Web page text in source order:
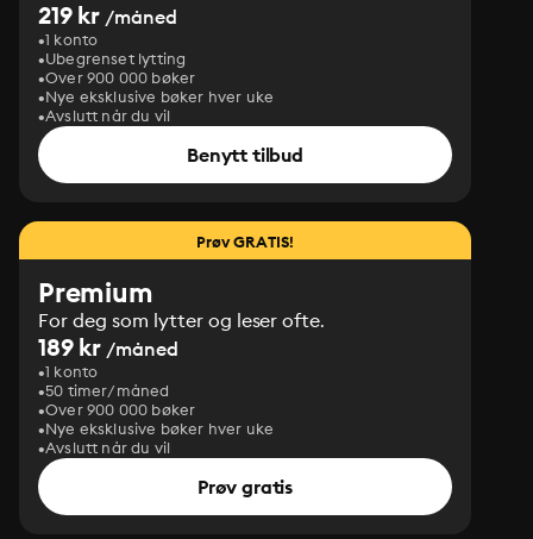
219 kr /måned
1 konto
Ubegrenset lytting
Over 900 000 bøker
Nye eksklusive bøker hver uke
Avslutt når du vil
Benytt tilbud
Prøv GRATIS!
Premium
For deg som lytter og leser ofte.
189 kr /måned
1 konto
50 timer/måned
Over 900 000 bøker
Nye eksklusive bøker hver uke
Avslutt når du vil
Prøv gratis